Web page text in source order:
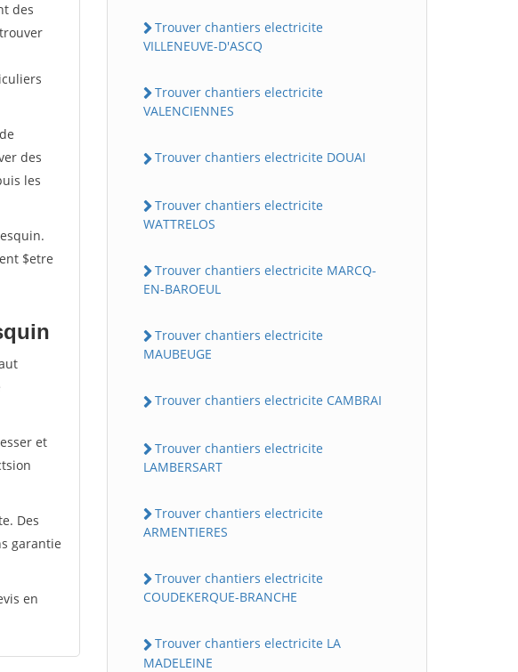
des
des
les
$etre
et
Des
garantie
en
Trouver chantiers electricite
VILLENEUVE-D'ASCQ
Trouver chantiers electricite
VALENCIENNES
Trouver chantiers electricite DOUAI
Trouver chantiers electricite
WATTRELOS
Trouver chantiers electricite MARCQ-
EN-BAROEUL
Trouver chantiers electricite
MAUBEUGE
Trouver chantiers electricite CAMBRAI
Trouver chantiers electricite
LAMBERSART
Trouver chantiers electricite
ARMENTIERES
Trouver chantiers electricite
COUDEKERQUE-BRANCHE
Trouver chantiers electricite LA
MADELEINE